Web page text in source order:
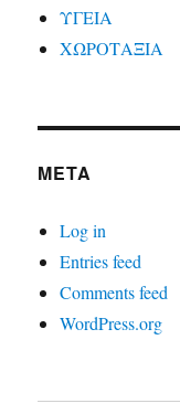
ΥΓΕΙΑ
ΧΩΡΟΤΑΞΙΑ
META
Log in
Entries feed
Comments feed
WordPress.org